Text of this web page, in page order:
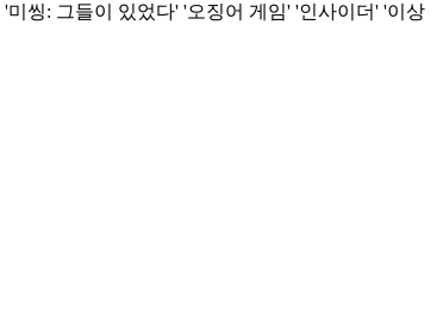
씽: 그들이 있었다' '오징어 게임' '인사이더' '이상